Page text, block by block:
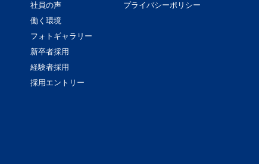
社員の声
働く環境
フォトギャラリー
新卒者採用
経験者採用
採用エントリー
プライバシーポリシー